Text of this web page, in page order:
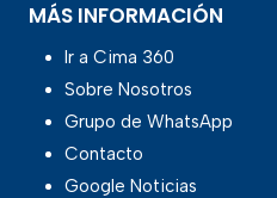
MÁS INFORMACIÓN
Ir a Cima 360
Sobre Nosotros
Grupo de WhatsApp
Contacto
Google Noticias